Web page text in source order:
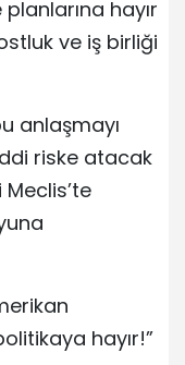
hayır
ve iş birliği
anlaşmayı
riske atacak
Meclis’te
hayır!”